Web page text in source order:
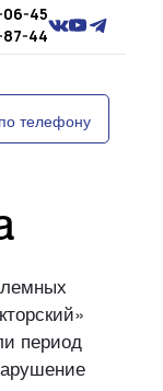
45
44
телефону
период